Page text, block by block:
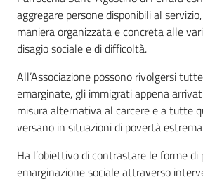
Newsletter
aggregare persone disponibili al
maniera organizzata e concreta alle
disagio sociale e di difficoltà.
All’Associazione possono rivolgersi
emarginate, gli immigrati appena
misura alternativa al carcere e a tutte
versano in situazioni di povertà
Ha l’obiettivo di contrastare le forme
emarginazione sociale attraverso